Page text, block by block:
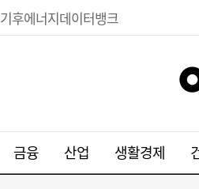
기후에너지데이터뱅크
금융 산업 생활경제